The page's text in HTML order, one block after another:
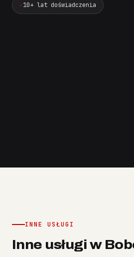
10+ lat doświadczenia
INNE USŁUGI
Inne usługi w